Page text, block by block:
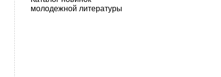
молодежной литературы